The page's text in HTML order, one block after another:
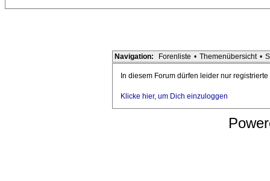
Navigation: Forenliste • Themenübersicht •
In diesem Forum dürfen leider nur
Klicke hier, um Dich einzuloggen